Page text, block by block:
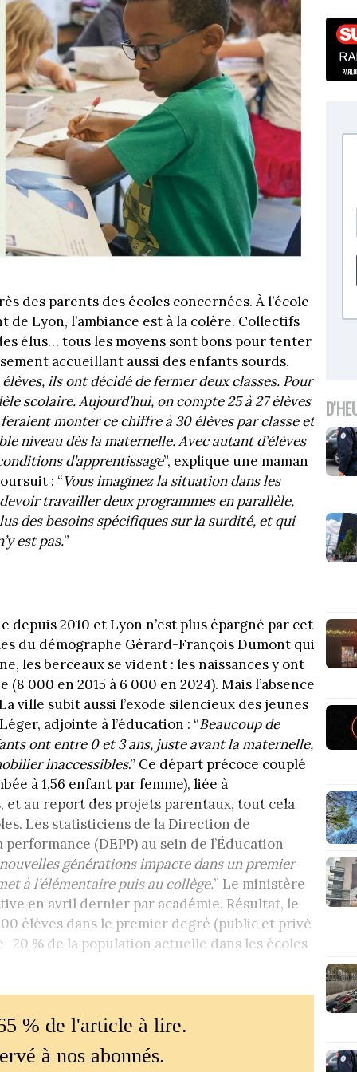
des parents des écoles concernées. À l’école
Lyon, l’ambiance est à la colère. Collectifs
élus… tous les moyens sont bons pour tenter
accueillant aussi des enfants sourds.
ils ont décidé de fermer deux classes. Pour
scolaire. Aujourd’hui, on compte 25 à 27 élèves
monter ce chiffre à 30 élèves par classe et
niveau dès la maternelle. Avec autant d’élèves
d’apprentissage”, explique une maman
: “Vous imaginez la situation dans les
travailler deux programmes en parallèle,
des besoins spécifiques sur la surdité, et qui
est pas.”
depuis 2010 et Lyon n’est plus épargné par cet
du démographe Gérard-François Dumont qui
les berceaux se vident : les naissances y ont
(8 000 en 2015 à 6 000 en 2024). Mais l’absence
ville subit aussi l’exode silencieux des jeunes
adjointe à l’éducation : “Beaucoup de
ont entre 0 et 3 ans, juste avant la maternelle,
inaccessibles.” Ce départ précoce couplé
à 1,56 enfant par femme), liée à
et au report des projets parentaux, tout cela
Les statisticiens de la Direction de
(DEPP) au sein de l’Éducation
générations impacte dans un premier
à l’élémentaire puis au collège.” Le ministère
en avril dernier par académie. Résultat, le
élèves dans le premier degré (public et privé
20 % de la population actuelle dans les écoles
% de l'article à lire.
à nos abonnés.